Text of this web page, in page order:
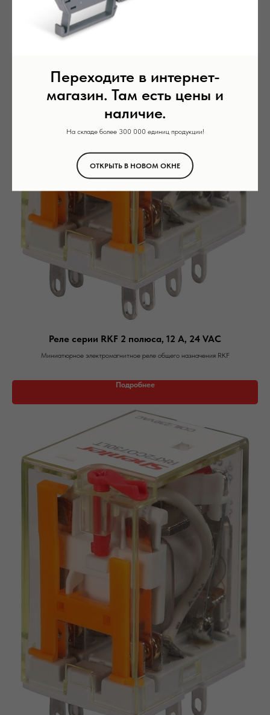
Переходите в интернет-
магазин. Там есть цены и
наличие.
На складе более 300 000 единиц продукции!
ОТКРЫТЬ В НОВОМ ОКНЕ
Реле серии RKF 2 полюса, 12 А, 24 VAC
Миниатюрное электромагнитное реле общего назначения RKF
Подробнее